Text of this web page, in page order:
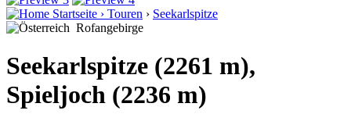
Startseite › Touren › Seekarlspitze
Rofangebirge
Seekarlspitze (2261 m),
Spieljoch (2236 m)